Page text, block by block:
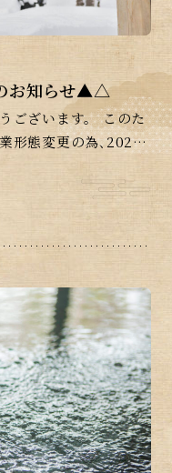
お知らせ▲△
ございます。 このた
形態変更の為､2025
を終了させていた
泊者様専用 […]